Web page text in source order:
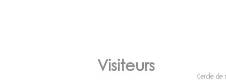
Visiteurs